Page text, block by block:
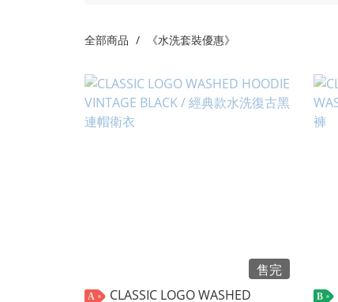
全部商品 《水洗套裝優惠》
售完
A
CLASSIC LOGO WASHED
B